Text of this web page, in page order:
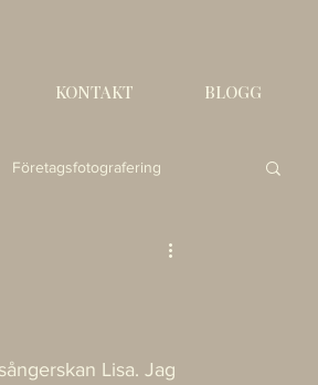
KONTAKT BLOGG
Företagsfotografering
Lisa. Jag